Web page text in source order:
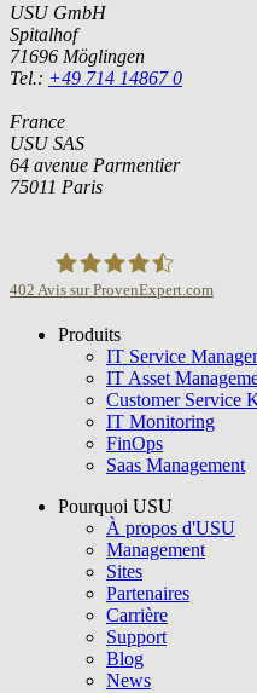
USU GmbH
Spitalhof
71696 Möglingen
Tel.: +49 714 14867 0
France
USU SAS
64 avenue Parmentier
75011 Paris
USU GmbH
402 Avis sur ProvenExpert.com
Produits
IT Service
IT Asset
Customer Service
IT Monitoring
FinOps
Saas Management
Pourquoi USU
À propos d'USU
Management
Sites
Partenaires
Carrière
Support
Blog
News